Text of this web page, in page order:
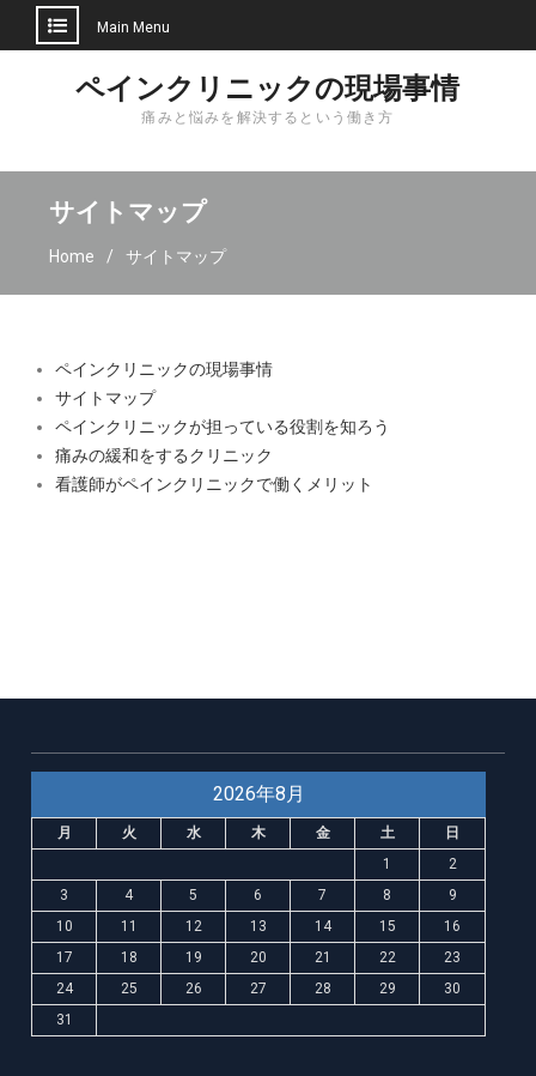
Main Menu
ペインクリニックの現場事情
痛みと悩みを解決するという働き方
サイトマップ
Home サイトマップ
ペインクリニックの現場事情
サイトマップ
ペインクリニックが担っている役割を知ろう
痛みの緩和をするクリニック
看護師がペインクリニックで働くメリット
2026年8月
月 火 水 木 金 土
日
1
2
3
4 5 6 7 8
9
10
11 12 13 14 15
16
17
18 19 20 21 22
23
24
25 26 27 28 29
30
31